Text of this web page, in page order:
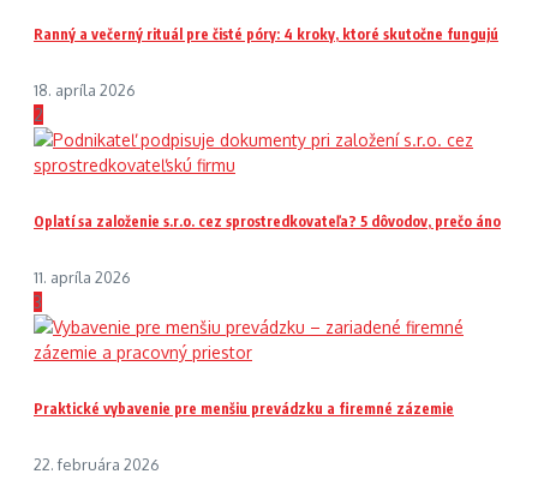
Ranný a večerný rituál pre čisté póry: 4 kroky, ktoré skutočne fungujú
18. apríla 2026
2
Oplatí sa založenie s.r.o. cez sprostredkovateľa? 5 dôvodov, prečo áno
11. apríla 2026
3
Praktické vybavenie pre menšiu prevádzku a firemné zázemie
22. februára 2026